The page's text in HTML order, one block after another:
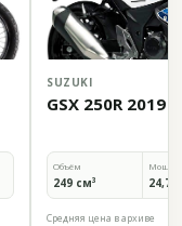
SUZUKI
GSX 250R 2019
Объём
249 см³ 24,7
Средняя цена в архиве